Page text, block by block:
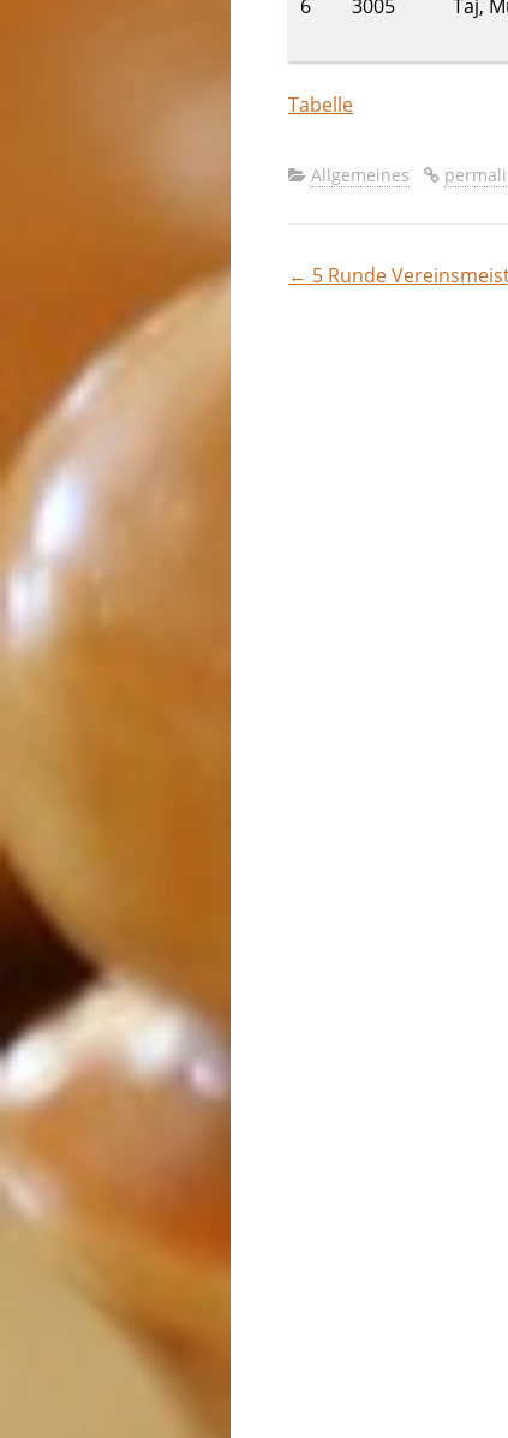
6
3005 Taj,
Tabelle
Allgemeines
← 5 Runde